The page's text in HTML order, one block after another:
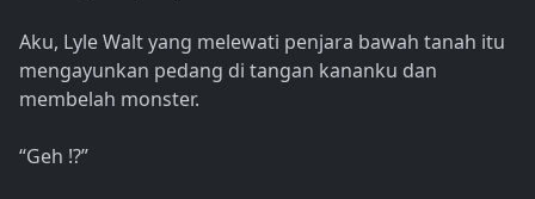
Aku, Lyle Walt yang melewati penjara bawah tanah itu
mengayunkan pedang di tangan kananku dan
membelah monster.
“Geh !?”